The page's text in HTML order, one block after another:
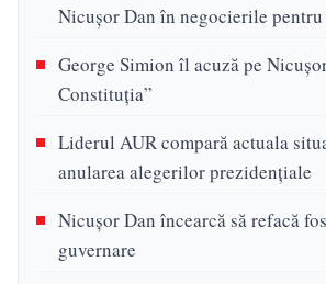
Nicușor Dan în negocierile
George Simion îl acuză pe
Constituția”
Liderul AUR compară actuala
anularea alegerilor prezidențiale
Nicușor Dan încearcă să refacă
guvernare